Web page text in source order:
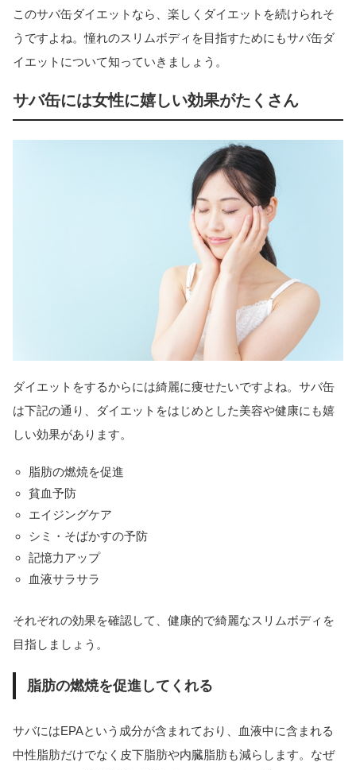
このサバ缶ダイエットなら、楽しくダイエットを続けられそ
うですよね。憧れのスリムボディを目指すためにもサバ缶ダ
イエットについて知っていきましょう。
サバ缶には女性に嬉しい効果がたくさん
ダイエットをするからには綺麗に痩せたいですよね。サバ缶
は下記の通り、ダイエットをはじめとした美容や健康にも嬉
しい効果があります。
脂肪の燃焼を促進
貧血予防
エイジングケア
シミ・そばかすの予防
記憶力アップ
血液サラサラ
それぞれの効果を確認して、健康的で綺麗なスリムボディを
目指しましょう。
脂肪の燃焼を促進してくれる
サバにはEPAという成分が含まれており、血液中に含まれる
中性脂肪だけでなく皮下脂肪や内臓脂肪も減らします。なぜ